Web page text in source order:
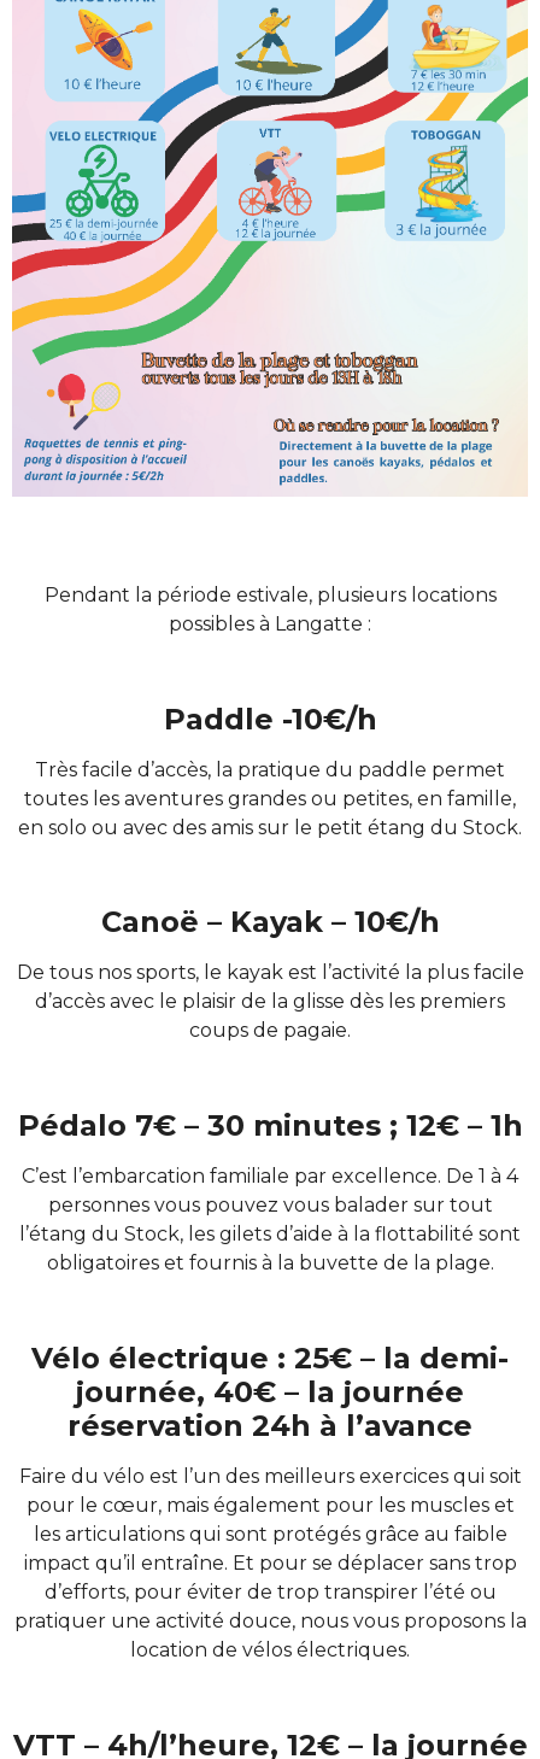
Pendant la période estivale, plusieurs locations
possibles à Langatte :
Paddle -10€/h
Très facile d’accès, la pratique du paddle permet
toutes les aventures grandes ou petites, en famille,
en solo ou avec des amis sur le petit étang du Stock.
Canoë – Kayak – 10€/h
De tous nos sports, le kayak est l’activité la plus facile
d’accès avec le plaisir de la glisse dès les premiers
coups de pagaie.
Pédalo 7€ – 30 minutes ; 12€ – 1h
C’est l’embarcation familiale par excellence. De 1 à 4
personnes vous pouvez vous balader sur tout
l’étang du Stock, les gilets d’aide à la flottabilité sont
obligatoires et fournis à la buvette de la plage.
Vélo électrique : 25€ – la demi-
journée, 40€ – la journée
réservation 24h à l’avance
Faire du vélo est l’un des meilleurs exercices qui soit
pour le cœur, mais également pour les muscles et
les articulations qui sont protégés grâce au faible
impact qu’il entraîne. Et pour se déplacer sans trop
d’efforts, pour éviter de trop transpirer l’été ou
pratiquer une activité douce, nous vous proposons la
location de vélos électriques.
VTT – 4h/l’heure, 12€ – la journée